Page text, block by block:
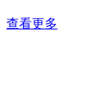
查看更多